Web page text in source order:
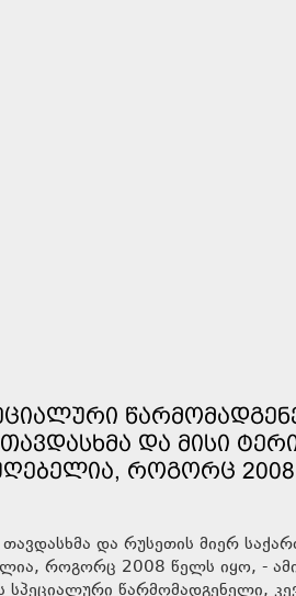
ᲓᲐ ᲛᲘᲡᲘ
ᲠᲝᲒᲝᲠᲪ
და რუსეთის მიერ
როგორც 2008 წელს იყო, -
სპეციალური წარმომადგენელი,